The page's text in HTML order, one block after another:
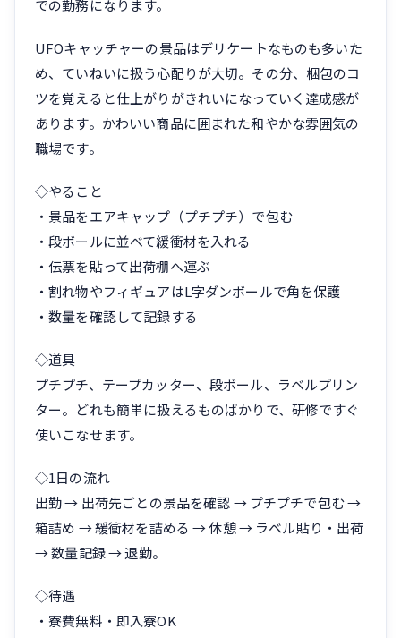
での勤務になります。
UFOキャッチャーの景品はデリケートなものも多いた
め、ていねいに扱う心配りが大切。その分、梱包のコ
ツを覚えると仕上がりがきれいになっていく達成感が
あります。かわいい商品に囲まれた和やかな雰囲気の
職場です。
◇やること
・景品をエアキャップ（プチプチ）で包む
・段ボールに並べて緩衝材を入れる
・伝票を貼って出荷棚へ運ぶ
・割れ物やフィギュアはL字ダンボールで角を保護
・数量を確認して記録する
◇道具
プチプチ、テープカッター、段ボール、ラベルプリン
ター。どれも簡単に扱えるものばかりで、研修ですぐ
使いこなせます。
◇1日の流れ
出勤 → 出荷先ごとの景品を確認 → プチプチで包む →
箱詰め → 緩衝材を詰める → 休憩 → ラベル貼り・出荷
→ 数量記録 → 退勤。
◇待遇
・寮費無料・即入寮OK